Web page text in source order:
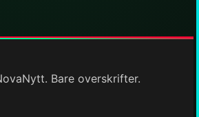
Bare overskrifter.